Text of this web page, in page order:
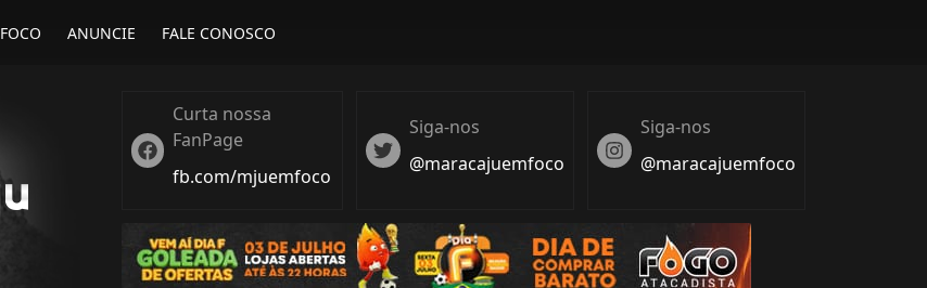
ANUNCIE FALE CONOSCO
Twitter
Curta nossa
FanPage
fb.com/mjuemfoco
Twiter
Siga-nos
@maracajuemfoco
Instagram
Siga-nos
@maracajuemfoco